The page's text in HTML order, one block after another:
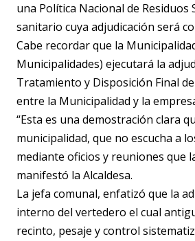
una Política Nacional de
sanitario cuya adjudicación será
Cabe recordar que la
Municipalidades) ejecutará la
Tratamiento y Disposición Final
entre la Municipalidad y la
“Esta es una demostración clara
municipalidad, que no escucha a
mediante oficios y reuniones que
manifestó la Alcaldesa.
La jefa comunal, enfatizó que la
interno del vertedero el cual
recinto, pesaje y control